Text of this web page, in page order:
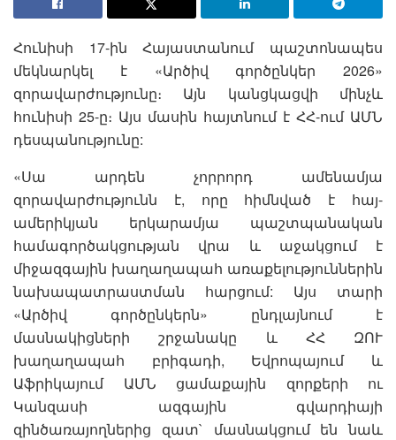
Հունիսի 17-ին Հայաստանում պաշտոնապես
մեկնարկել է «Արծիվ գործընկեր 2026»
զորավարժությունը։ Այն կանցկացվի մինչև
հունիսի 25-ը։ Այս մասին հայտնում է ՀՀ-ում ԱՄՆ
դեսպանությունը:
«Սա արդեն չորրորդ ամենամյա
զորավարժությունն է, որը հիմնված է հայ-
ամերիկյան երկարամյա պաշտպանական
համագործակցության վրա և աջակցում է
միջազգային խաղաղապահ առաքելություններին
նախապատրաստման հարցում: Այս տարի
«Արծիվ գործընկերն» ընդլայնում է
մասնակիցների շրջանակը և ՀՀ ԶՈՒ
խաղաղապահ բրիգադի, Եվրոպայում և
Աֆրիկայում ԱՄՆ ցամաքային զորքերի ու
Կանզասի ազգային գվարդիայի
զինծառայողներից զատ` մասնակցում են նաև